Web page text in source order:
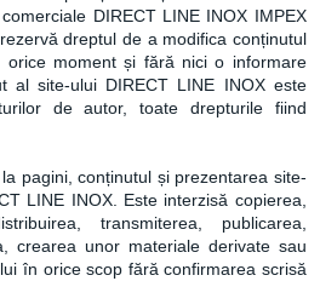
DIRECT LINE INOX IMPEX
dreptul de a modifica conținutul
orice moment și fără nici o informare
al site-ului DIRECT LINE INOX este
de autor, toate drepturile fiind
pagini, conținutul și prezentarea site-
LINE INOX. Este interzisă copierea,
transmiterea, publicarea,
crearea unor materiale derivate sau
în orice scop fără confirmarea scrisă